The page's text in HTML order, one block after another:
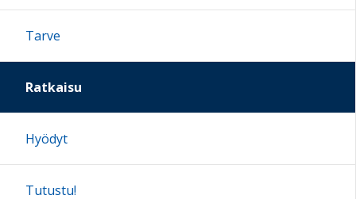
Tarve
Ratkaisu
Hyödyt
Tutustu!